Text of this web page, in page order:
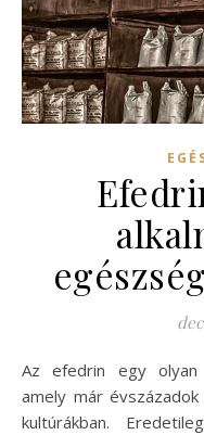
Az efedrin egy olyan természetes eredetű vegyület,
amely már
kultúrákban.